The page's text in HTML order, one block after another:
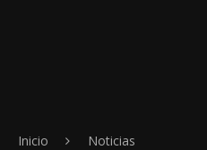
Inicio Noticias